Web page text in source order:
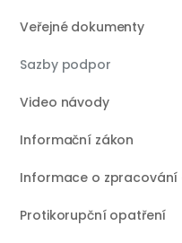
Veřejné dokumenty
Sazby podpor
Video návody
Informační zákon
Informace o zpracování
Protikorupční opatření